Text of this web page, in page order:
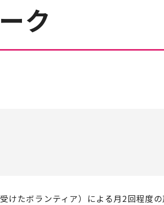
ク
たボランティア）による月2回程度の